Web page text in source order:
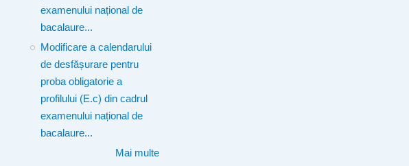
examenului național de
bacalaure...
Modificare a calendarului
de desfășurare pentru
proba obligatorie a
profilului (E.c) din cadrul
examenului național de
bacalaure...
Mai multe